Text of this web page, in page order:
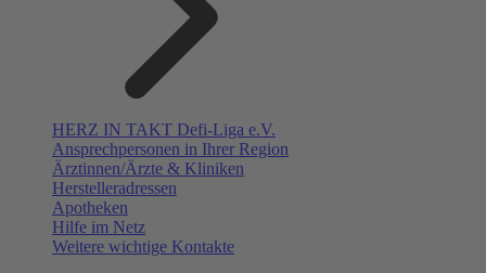
HERZ IN TAKT Defi-Liga e.V.
Ansprechpersonen in Ihrer Region
Ärztinnen/Ärzte & Kliniken
Herstelleradressen
Apotheken
Hilfe im Netz
Weitere wichtige Kontakte